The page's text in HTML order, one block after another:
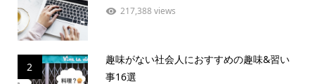
217,388 views
2
趣味がない社会人におすすめの趣味&習い
事16選